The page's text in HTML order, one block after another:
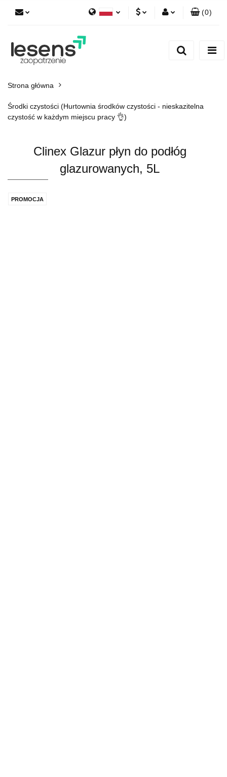
(0)
Strona główna
Środki czystości (Hurtownia środków czystości - nieskazitelna
czystość w każdym miejscu pracy 👌)
Clinex Glazur płyn do podłóg
glazurowanych, 5L
PROMOCJA